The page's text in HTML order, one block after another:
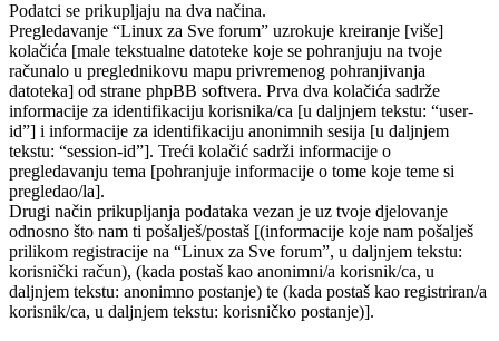
Podatci se prikupljaju na dva načina.
Pregledavanje “Linux za Sve forum” uzrokuje kreiranje [više]
kolačića [male tekstualne datoteke koje se pohranjuju na tvoje
računalo u preglednikovu mapu privremenog pohranjivanja
datoteka] od strane phpBB softvera. Prva dva kolačića sadrže
informacije za identifikaciju korisnika/ca [u daljnjem tekstu: “user-
id”] i informacije za identifikaciju anonimnih sesija [u daljnjem
tekstu: “session-id”]. Treći kolačić sadrži informacije o
pregledavanju tema [pohranjuje informacije o tome koje teme si
pregledao/la].
Drugi način prikupljanja podataka vezan je uz tvoje djelovanje
odnosno što nam ti pošalješ/postaš [(informacije koje nam pošalješ
prilikom registracije na “Linux za Sve forum”, u daljnjem tekstu:
korisnički račun), (kada postaš kao anonimni/a korisnik/ca, u
daljnjem tekstu: anonimno postanje) te (kada postaš kao registriran/a
korisnik/ca, u daljnjem tekstu: korisničko postanje)].